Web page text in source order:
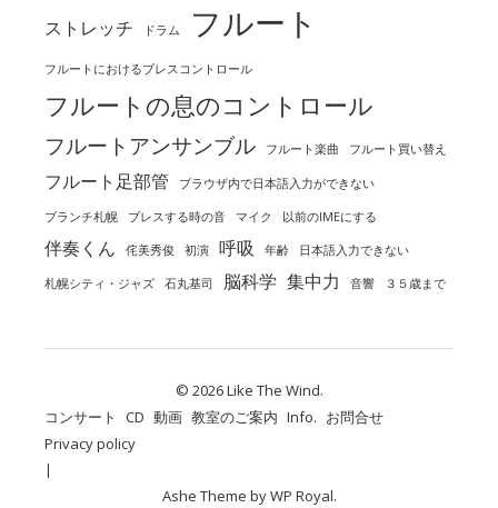
ストレッチ ドラム フルート
フルートにおけるブレスコントロール
フルートの息のコントロール
フルートアンサンブル フルート楽曲 フルート買い替え
フルート足部管 ブラウザ内で日本語入力ができない
ブランチ札幌 ブレスする時の音 マイク 以前のIMEにする
伴奏くん 侘美秀俊 初演 呼吸 年齢 日本語入力できない
札幌シティ・ジャズ 石丸基司 脳科学 集中力 音響 ３５歳まで
© 2026 Like The Wind.
コンサート
CD 動画 教室のご案内 Info. お問合せ
Privacy policy
Ashe Theme byWP Royal.